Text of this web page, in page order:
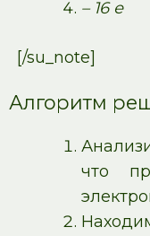
– 16 е
[/su_note]
Алгоритм
что